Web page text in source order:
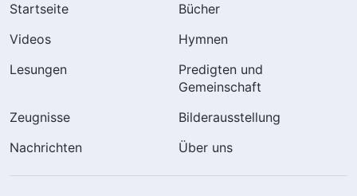
Startseite
Bücher
Videos
Hymnen
Lesungen
Predigten und
Gemeinschaft
Zeugnisse
Bilderausstellung
Nachrichten
Über uns